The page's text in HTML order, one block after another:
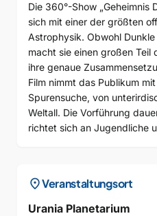
Die 360°-Show
sich mit einer der größten
Astrophysik. Obwohl
macht sie einen großen Teil
ihre genaue
Film nimmt das Publikum
Spurensuche, von
Weltall. Die Vorführung
richtet sich an Jugendliche
location_onVeranstaltungsort
Urania Planetarium